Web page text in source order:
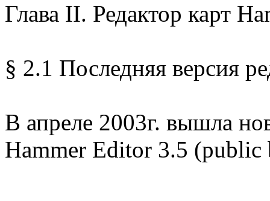
Глава II. Редактор карт
§ 2.1 Последняя версия
В апреле 2003г. вышла
Hammer Editor 3.5 (public